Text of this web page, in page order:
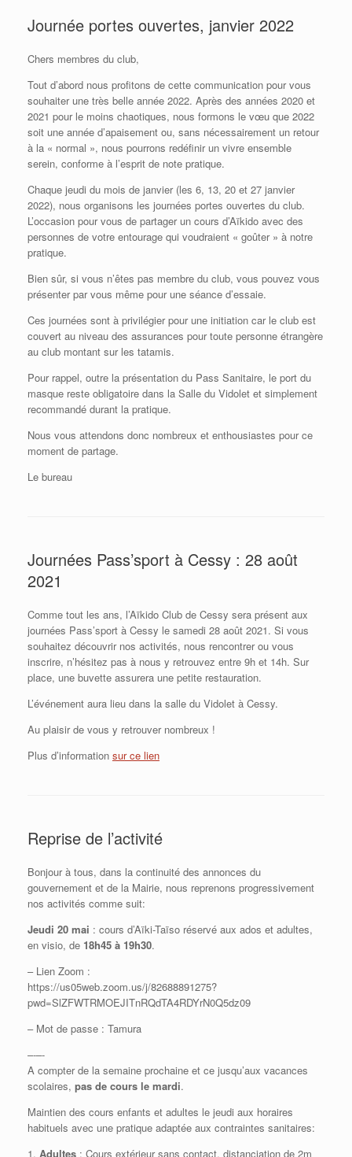
Journée portes ouvertes, janvier 2022
Chers membres du club,
Tout d’abord nous profitons de cette communication pour vous
souhaiter une très belle année 2022. Après des années 2020 et
2021 pour le moins chaotiques, nous formons le vœu que 2022
soit une année d’apaisement ou, sans nécessairement un retour
à la « normal », nous pourrons redéfinir un vivre ensemble
serein, conforme à l’esprit de note pratique.
Chaque jeudi du mois de janvier (les 6, 13, 20 et 27 janvier
2022), nous organisons les journées portes ouvertes du club.
L’occasion pour vous de partager un cours d’Aïkido avec des
personnes de votre entourage qui voudraient « goûter » à notre
pratique.
Bien sûr, si vous n’êtes pas membre du club, vous pouvez vous
présenter par vous même pour une séance d’essaie.
Ces journées sont à privilégier pour une initiation car le club est
couvert au niveau des assurances pour toute personne étrangère
au club montant sur les tatamis.
Pour rappel, outre la présentation du Pass Sanitaire, le port du
masque reste obligatoire dans la Salle du Vidolet et simplement
recommandé durant la pratique.
Nous vous attendons donc nombreux et enthousiastes pour ce
moment de partage.
Le bureau
Journées Pass’sport à Cessy : 28 août
2021
Comme tout les ans, l’Aïkido Club de Cessy sera présent aux
journées Pass’sport à Cessy le samedi 28 août 2021. Si vous
souhaitez découvrir nos activités, nous rencontrer ou vous
inscrire, n’hésitez pas à nous y retrouvez entre 9h et 14h. Sur
place, une buvette assurera une petite restauration.
L’événement aura lieu dans la salle du Vidolet à Cessy.
Au plaisir de vous y retrouver nombreux !
Plus d’information sur ce lien
Reprise de l’activité
Bonjour à tous, dans la continuité des annonces du
gouvernement et de la Mairie, nous reprenons progressivement
nos activités comme suit:
Jeudi 20 mai : cours d’Aïki-Taïso réservé aux ados et adultes,
en visio, de 18h45 à 19h30.
– Lien Zoom :
https://us05web.zoom.us/j/82688891275?
pwd=SlZFWTRMOEJITnRQdTA4RDYrN0Q5dz09
– Mot de passe : Tamura
–‐–‐
A compter de la semaine prochaine et ce jusqu’aux vacances
scolaires, pas de cours le mardi.
Maintien des cours enfants et adultes le jeudi aux horaires
habituels avec une pratique adaptée aux contraintes sanitaires:
1. Adultes : Cours extérieur sans contact, distanciation de 2m